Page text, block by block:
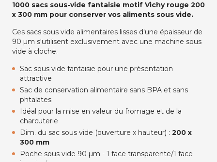
1000 sacs sous-vide fantaisie motif Vichy rouge 200
x 300 mm pour conserver vos aliments sous vide.
Ces sacs sous vide alimentaires lisses d'une épaisseur de
90 µm s'utilisent exclusivement avec une machine sous
vide à cloche.
Sac sous vide fantaisie pour une présentation
attractive
Sac de conservation alimentaire sans BPA et sans
phtalates
Idéal pour la mise en valeur du fromage et de la
charcuterie
Dim. du sac sous vide (ouverture x hauteur) : 200 x
300 mm
Poche sous vide 90 µm - 1 face transparente/1 face